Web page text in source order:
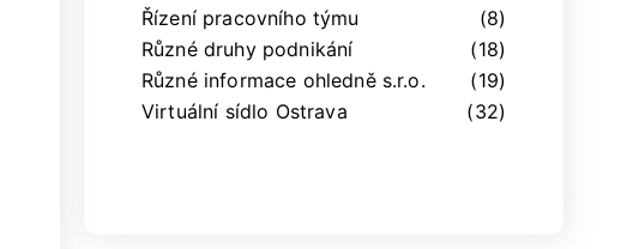
Řízení pracovního týmu
(8)
Různé druhy podnikání
(18)
Různé informace ohledně s.r.o.
(19)
Virtuální sídlo Ostrava
(32)